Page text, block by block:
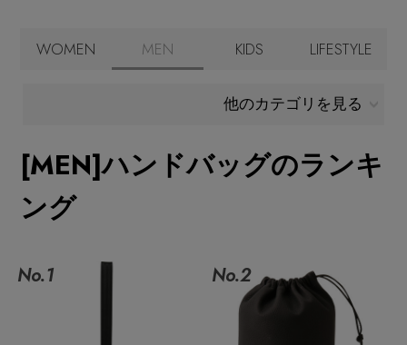
ブランド
最旬！トレンドワード
【SALE】メンズセール
アイテム一覧
いち早くお届けします。
ご登録はこちら
WOMEN MEN KIDS LIFESTYLE
他のカテゴリを見る
[MEN]ハンドバッグのランキ
ング
No.1 No.2